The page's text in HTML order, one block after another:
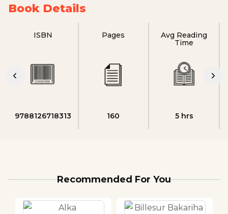
Book Details
ISBN
9788126718313
Pages
160
Avg Reading
Time
5 hrs
Recommended For You